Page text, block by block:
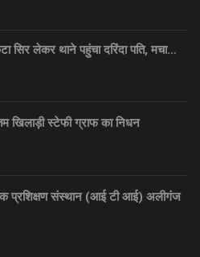
सिर लेकर थाने पहुंचा दरिंदा पति, मचा…
खिलाड़ी स्टेफी ग्राफ का निधन
प्रशिक्षण संस्थान (आई टी आई) अलीगंज